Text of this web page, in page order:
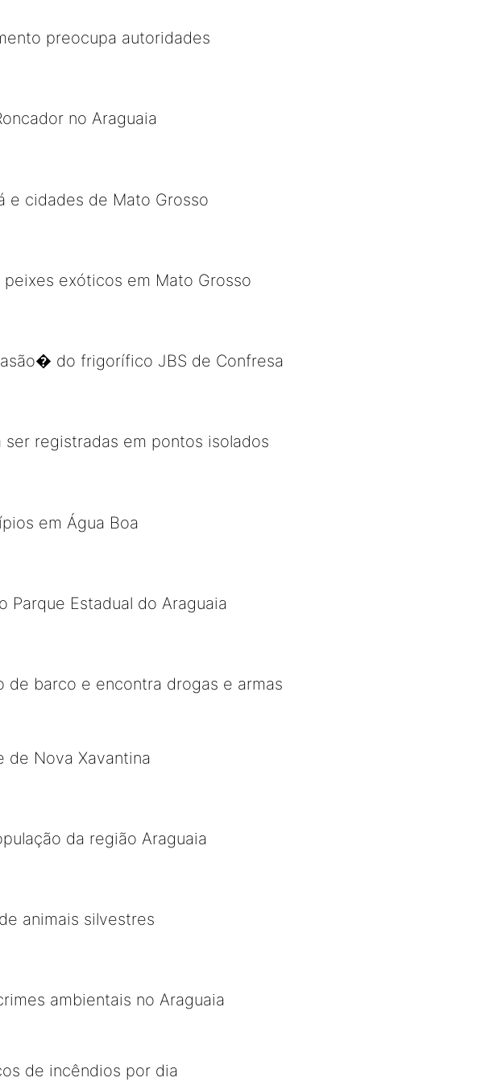
preocupa autoridades
no Araguaia
e cidades de Mato Grosso
exóticos em Mato Grosso
do frigorífico JBS de Confresa
registradas em pontos isolados
em Água Boa
Estadual do Araguaia
de barco e encontra drogas e armas
de Nova Xavantina
da região Araguaia
animais silvestres
ambientais no Araguaia
de incêndios por dia